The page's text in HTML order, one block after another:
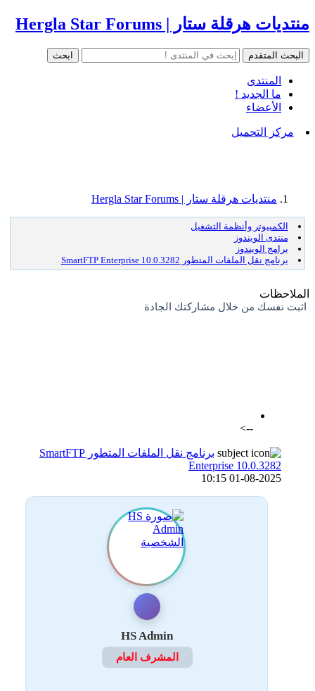
منتديات هرقلة ستار | Hergla Star Forums
المنتدى
ما الجديد !
الأعضاء
مركز التحميل
منتديات هرقلة ستار | Hergla Star Forums
الكمبيوتر وأنظمة التشغيل
منتدى الويندوز
برامج الويندوز
برنامج نقل الملفات المتطور SmartFTP Enterprise 10.0.3282
الملاحظات
اثبت نفسك من خلال مشاركتك الجادة
-->
برنامج نقل الملفات المتطور SmartFTP
Enterprise 10.0.3282
01-08-2025 10:15
HS Admin
المشرف العام